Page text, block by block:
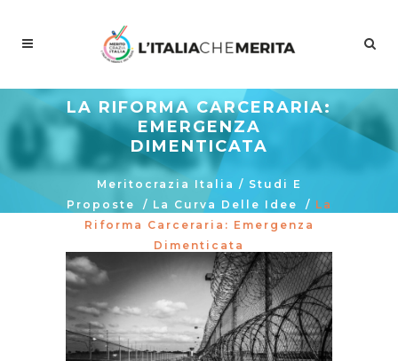
LA RIFORMA CARCERARIA:
EMERGENZA
DIMENTICATA
Meritocrazia Italia / Studi E
Proposte
/ La Curva Delle Idee / La
Riforma Carceraria: Emergenza
Dimenticata